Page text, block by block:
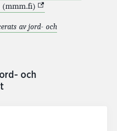
(mmm.fi) (Extern link)
av jord- och
link)
och